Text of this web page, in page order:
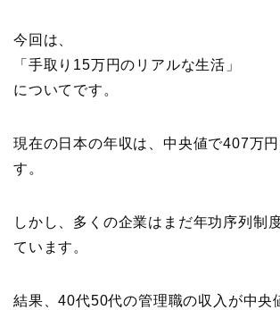
今回は、
「手取り15万円のリアルな生活」
についてです。
現在の日本の年収は、中央値で407万
す。
しかし、多くの企業はまだ年功序列制
ています。
結果、40代50代の管理職の収入が中央